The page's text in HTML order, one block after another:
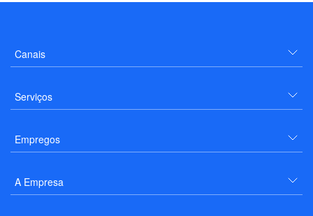
Canais
Serviços
Empregos
A Empresa